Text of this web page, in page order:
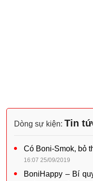
Dòng sự kiện: Tin
Có Boni-Smok, bỏ
16:07 25/09/2019
BoniHappy – Bí